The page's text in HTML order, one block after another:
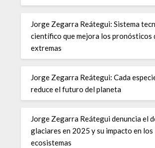
Jorge Zegarra Reátegui: Sistema
científico que mejora los pronósticos
extremas
Jorge Zegarra Reátegui: Cada
reduce el futuro del planeta
Jorge Zegarra Reátegui denuncia el
glaciares en 2025 y su impacto en los
ecosistemas